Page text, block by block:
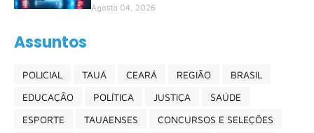
Agosto 04, 2026
Assuntos
POLICIAL TAUÁ CEARÁ REGIÃO
BRASIL
EDUCAÇÃO
POLÍTICA JUSTIÇA
SAÚDE
ESPORTE
TAUAENSES
CONCURSOS E SELEÇÕES